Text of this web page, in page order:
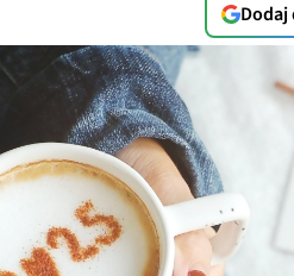
Dodaj